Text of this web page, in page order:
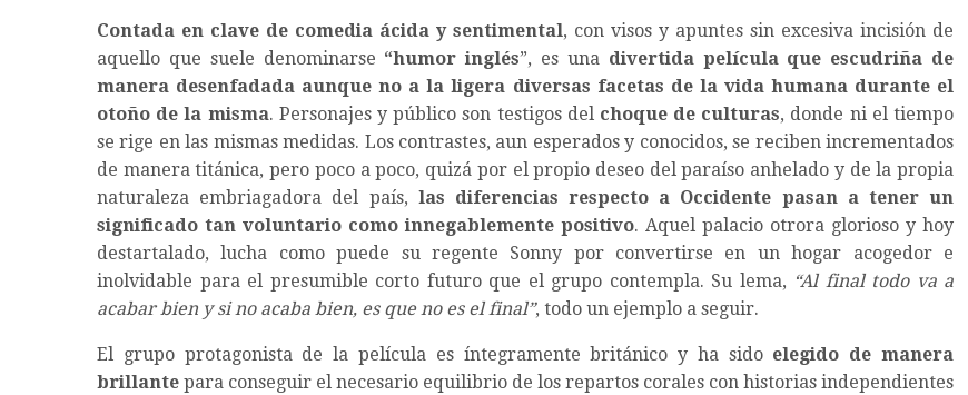
Contada en clave de comedia ácida y sentimental, con visos y apuntes sin excesiva incisión de
aquello que suele denominarse “humor inglés”, es una divertida película que escudriña de
manera desenfadada aunque no a la ligera diversas facetas de la vida humana durante el
otoño de la misma. Personajes y público son testigos del choque de culturas, donde ni el tiempo
se rige en las mismas medidas. Los contrastes, aun esperados y conocidos, se reciben incrementados
de manera titánica, pero poco a poco, quizá por el propio deseo del paraíso anhelado y de la propia
naturaleza embriagadora del país, las diferencias respecto a Occidente pasan a tener un
significado tan voluntario como innegablemente positivo. Aquel palacio otrora glorioso y hoy
destartalado, lucha como puede su regente Sonny por convertirse en un hogar acogedor e
inolvidable para el presumible corto futuro que el grupo contempla. Su lema, “Al final todo va a
acabar bien y si no acaba bien, es que no es el final”, todo un ejemplo a seguir.
El grupo protagonista de la película es íntegramente británico y ha sido elegido de manera
brillante para conseguir el necesario equilibrio de los repartos corales con historias independientes